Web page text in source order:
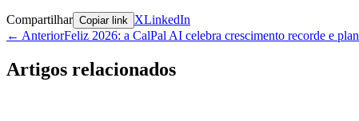
Compartilhar Copiar link XLinkedIn
← AnteriorFeliz 2026: a CalPal AI celebra crescimento recorde e
Artigos relacionados